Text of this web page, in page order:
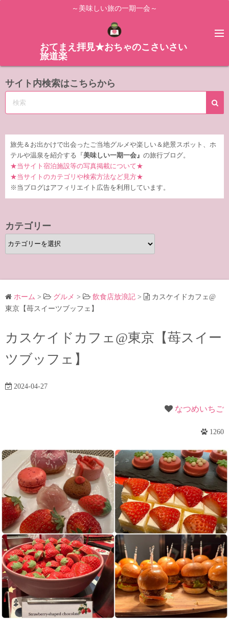
ス
ッ
～美味しい旅の一期一会～
おてまえ拝見★おちゃのこさいさい
旅道楽
サイト内検索はこちらから
旅先＆お出かけで出会ったご当地グルメや楽しい＆絶景スポット、ホ
テルや温泉を紹介する『 美味しい一期一会』 の旅行ブログ。
★当サイト宿泊施設等の写真掲載について★
★当サイトのカテゴリや検索方法など見方★
※当ブログはアフィリエイト広告を利用しています。
カテゴリー
カ
テ
リ
ー ホーム > グルメ > 飲食店放浪記 >
カスケイドカフェ@
東京【苺スイーツブッフェ】
カスケイドカフェ@東京【苺スイー
ツブッフェ】
2024-04-27
なつめいちご
1260